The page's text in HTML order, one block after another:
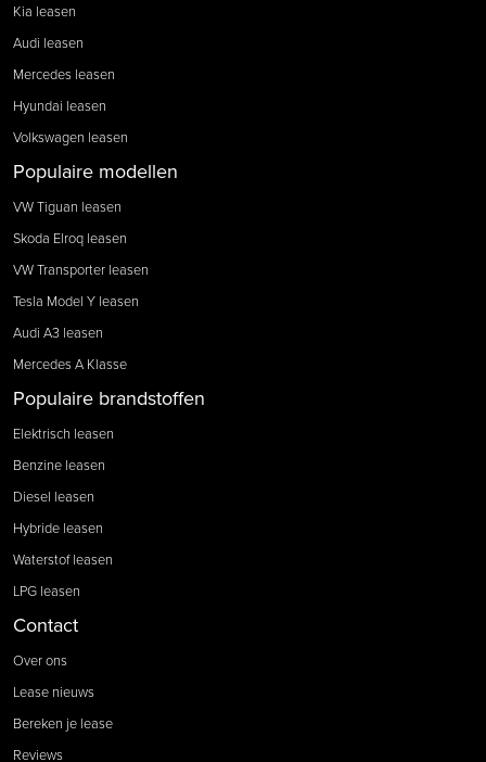
Kia leasen
Audi leasen
Mercedes leasen
Hyundai leasen
Volkswagen leasen
Populaire modellen
VW Tiguan leasen
Skoda Elroq leasen
VW Transporter leasen
Tesla Model Y leasen
Audi A3 leasen
Mercedes A Klasse
Populaire brandstoffen
Elektrisch leasen
Benzine leasen
Diesel leasen
Hybride leasen
Waterstof leasen
LPG leasen
Contact
Over ons
Lease nieuws
Bereken je lease
Reviews